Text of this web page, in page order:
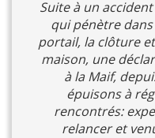
Suite à un
qui pénètre
portail, la clôture
maison, une
à la Maif,
épuisons à
rencontrés:
relancer et